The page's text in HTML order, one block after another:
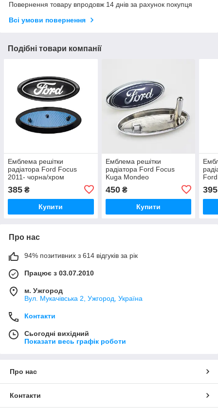
Повернення товару впродовж 14 днів за рахунок покупця
Всі умови повернення
Подібні товари компанії
Емблема решітки
радіатора Ford Focus
2011- чорна/хром
385 ₴
Купити
Емблема решітки
радіатора Ford Focus
Kuga Mondeo
4M518216AA
450₴
Купити
395
Про нас
94% позитивних з 614 відгуків за рік
Працює з 03.07.2010
м. Ужгород
Вул. Мукачівська 2, Ужгород, Україна
Контакти
Сьогодні вихідний
Показати весь графік роботи
Про нас
Контакти